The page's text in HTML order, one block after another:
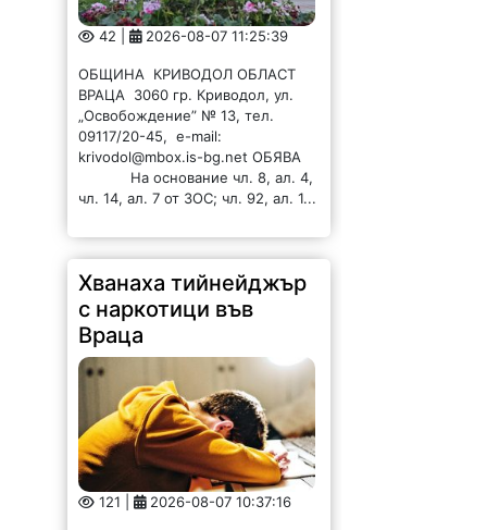
42 | 2026-08-07 11:25:39
ОБЩИНА КРИВОДОЛ ОБЛАСТ
ВРАЦА 3060 гр. Криводол, ул.
„Освобождение” № 13, тел.
09117/20-45, e-mail:
krivodol@mbox.is-bg.net ОБЯВА
На основание чл. 8, ал. 4,
чл. 14, ал. 7 от ЗОС; чл. 92, ал. 1...
Хванаха тийнейджър
с наркотици във
Враца
121 | 2026-08-07 10:37:16